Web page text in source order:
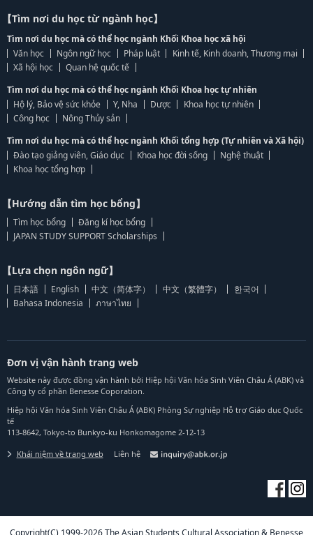
【Tìm nơi du học từ ngành học】
Tìm nơi du học mà có thể học ngành Khối Khoa học xã hội
Văn học
Ngôn ngữ học Pháp luật
Kinh tế, Kinh doanh, Thương mại
Xã hội học
Quan hệ quốc tế
Tìm nơi du học mà có thể học ngành Khối Khoa học tự nhiên
Hộ lý, Bảo vệ sức khỏe
Y, Nha Dược
Khoa học tự nhiên
Công học
Nông Thủy sản
Tìm nơi du học mà có thể học ngành Khối tổng hợp (Tự nhiên và Xã hội)
Đào tạo giảng viên, Giáo dục
Khoa học đời sống
Nghệ thuật
Khoa học tổng hợp
【Hướng dẫn tìm học bổng】
Tìm học bổng
Đăng kí học bổng
JAPAN STUDY SUPPORT Scholarships
【Lựa chọn ngôn ngữ】
日本語 English 中文（简体字） 中文（繁體字）
한국어
Bahasa Indonesia
ภาษาไทย
Đơn vị vận hành trang web
Website này được đồng vận hành bởi Hiệp hội Văn hóa Sinh Viên Châu Á (ABK) và
Công ty cổ phần Benesse Coporation.
Hiệp hội Văn hóa Sinh Viên Châu Á (ABK) Phòng Sự nghiệp Hỗ trợ Giáo dục Quốc
tế
113-8642, Tokyo-to Bunkyo-ku Honkomagome 2-12-13
Khái niệm về trang web Liên hệ
Copyright(C) 1999-2026 The Asian Students Cultural Association & Benesse